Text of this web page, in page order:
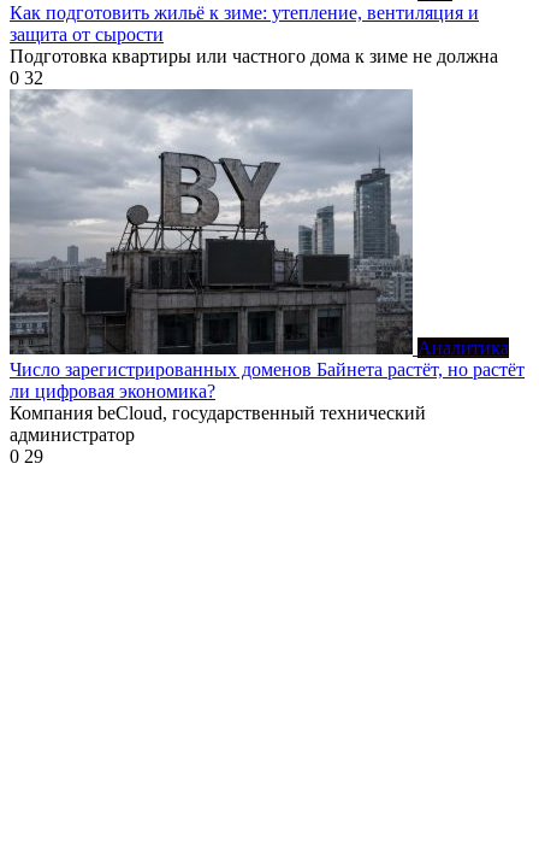
Как подготовить жильё к зиме: утепление, вентиляция и
защита от сырости
Подготовка квартиры или частного дома к зиме не должна
0 32
Аналитика
Число зарегистрированных доменов Байнета растёт, но растёт
ли цифровая экономика?
Компания beCloud, государственный технический
администратор
0 29